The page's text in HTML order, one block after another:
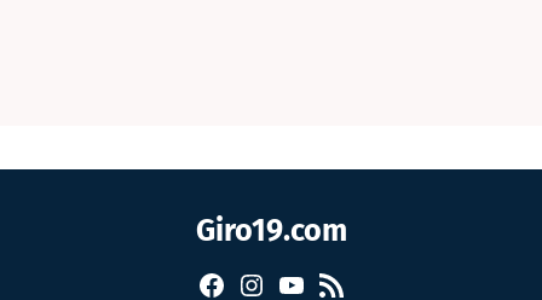
Giro19.com
FacebookInstagram
YouTube
RSS